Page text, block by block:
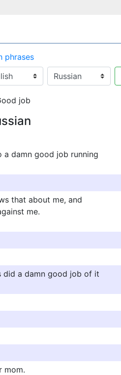
phrases
job
a damn good job running
that about me, and
me.
did a damn good job of it
mom.